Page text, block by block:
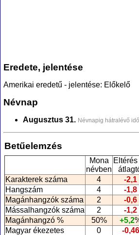
Eredete, jelentése
Amerikai eredetű - jelentése: Előkelő
Névnap
Augusztus 31. Névnapig hátralévő
Betűelemzés
Mona
névben
Eltérés
Karakterek száma
4
-2,1
Hangszám
4
-1,8
Magánhangzók száma
2
-0,6
Mássalhangzók száma
2
-1,2
Magánhangzó %
50% +5,2
Magyar ékezetes
0
-0,46